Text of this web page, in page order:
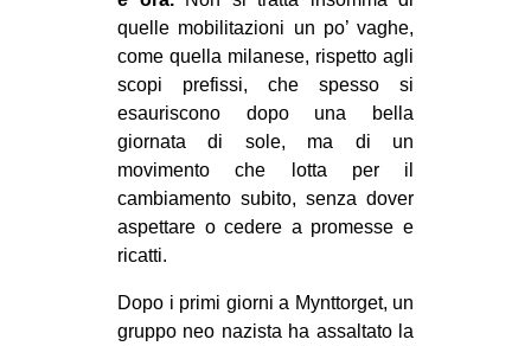
quelle mobilitazioni un po’ vaghe,
come quella milanese, rispetto agli
scopi prefissi, che spesso si
esauriscono dopo una bella
giornata di sole, ma di un
movimento che lotta per il
cambiamento subito, senza dover
aspettare o cedere a promesse e
ricatti.
Dopo i primi giorni a Mynttorget, un
gruppo neo nazista ha assaltato la